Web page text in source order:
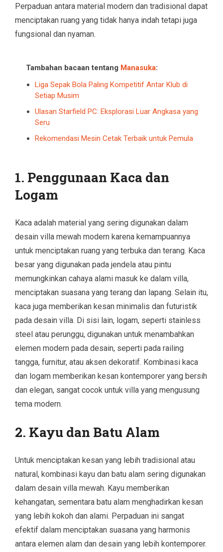
Perpaduan antara material modern dan tradisional dapat
menciptakan ruang yang tidak hanya indah tetapi juga
fungsional dan nyaman.
Tambahan bacaan tentang Manasuka:
Liga Sepak Bola Paling Kompetitif Antar Klub di
Setiap Musim
Ulasan Starfield PC: Eksplorasi Luar Angkasa yang
Seru
Rekomendasi Mesin Cetak Terbaik untuk Pemula
1. Penggunaan Kaca dan
Logam
Kaca adalah material yang sering digunakan dalam
desain villa mewah modern karena kemampuannya
untuk menciptakan ruang yang terbuka dan terang. Kaca
besar yang digunakan pada jendela atau pintu
memungkinkan cahaya alami masuk ke dalam villa,
menciptakan suasana yang terang dan lapang. Selain itu,
kaca juga memberikan kesan minimalis dan futuristik
pada desain villa. Di sisi lain, logam, seperti stainless
steel atau perunggu, digunakan untuk menambahkan
elemen modern pada desain, seperti pada railing
tangga, furnitur, atau aksen dekoratif. Kombinasi kaca
dan logam memberikan kesan kontemporer yang bersih
dan elegan, sangat cocok untuk villa yang mengusung
tema modern.
2. Kayu dan Batu Alam
Untuk menciptakan kesan yang lebih tradisional atau
natural, kombinasi kayu dan batu alam sering digunakan
dalam desain villa mewah. Kayu memberikan
kehangatan, sementara batu alam menghadirkan kesan
yang lebih kokoh dan alami. Perpaduan ini sangat
efektif dalam menciptakan suasana yang harmonis
antara elemen alam dan desain yang lebih kontemporer.